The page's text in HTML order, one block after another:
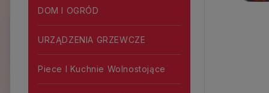
DOM I OGRÓD
URZĄDZENIA GRZEWCZE
Piece I Kuchnie Wolnostojące